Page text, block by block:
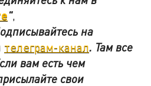
",
на
телеграм-канал. Там все
вам есть чем
свои